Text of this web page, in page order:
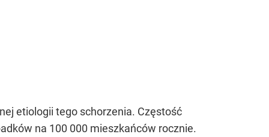
etiologii tego schorzenia. Częstość
na 100 000 mieszkańców rocznie.